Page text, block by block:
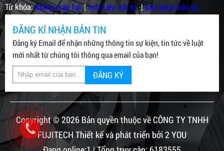
Từ khóa:thang máy fuji|linh kiện vật tư|bảo hành bảo trì
ĐĂNG KÍ NHẬN BẢN TIN
Đăng ký Email để nhận những thông tin sự kiện, tin tức về luật
mới nhất từ chúng tôi thông qua email của bạn!
ĐĂNG KÝ
Copyright © 2026 Bản quyền thuộc về CÔNG TY TNHH
FUJITECH Thiết kế và phát triển bởi 2 YOU